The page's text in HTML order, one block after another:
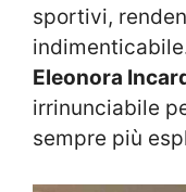
sportivi,
Eleonora
irrinunciabile
sempre più